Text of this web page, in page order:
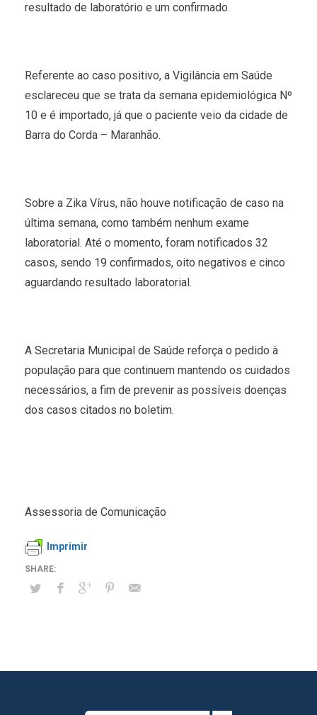
resultado de laboratório e um confirmado.
Referente ao caso positivo, a Vigilância em Saúde
esclareceu que se trata da semana epidemiológica Nº
10 e é importado, já que o paciente veio da cidade de
Barra do Corda – Maranhão.
Sobre a Zika Vírus, não houve notificação de caso na
última semana, como também nenhum exame
laboratorial. Até o momento, foram notificados 32
casos, sendo 19 confirmados, oito negativos e cinco
aguardando resultado laboratorial.
A Secretaria Municipal de Saúde reforça o pedido à
população para que continuem mantendo os cuidados
necessários, a fim de prevenir as possíveis doenças
dos casos citados no boletim.
Assessoria de Comunicação
Imprimir